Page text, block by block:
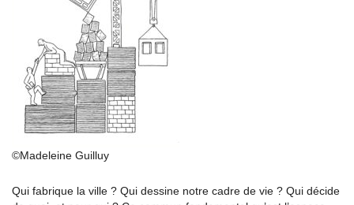
©Madeleine Guilluy
Qui fabrique la ville ? Qui dessine notre cadre de vie ? Qui décide